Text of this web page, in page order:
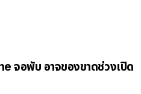
จอพับ อาจของขาดช่วงเปิด